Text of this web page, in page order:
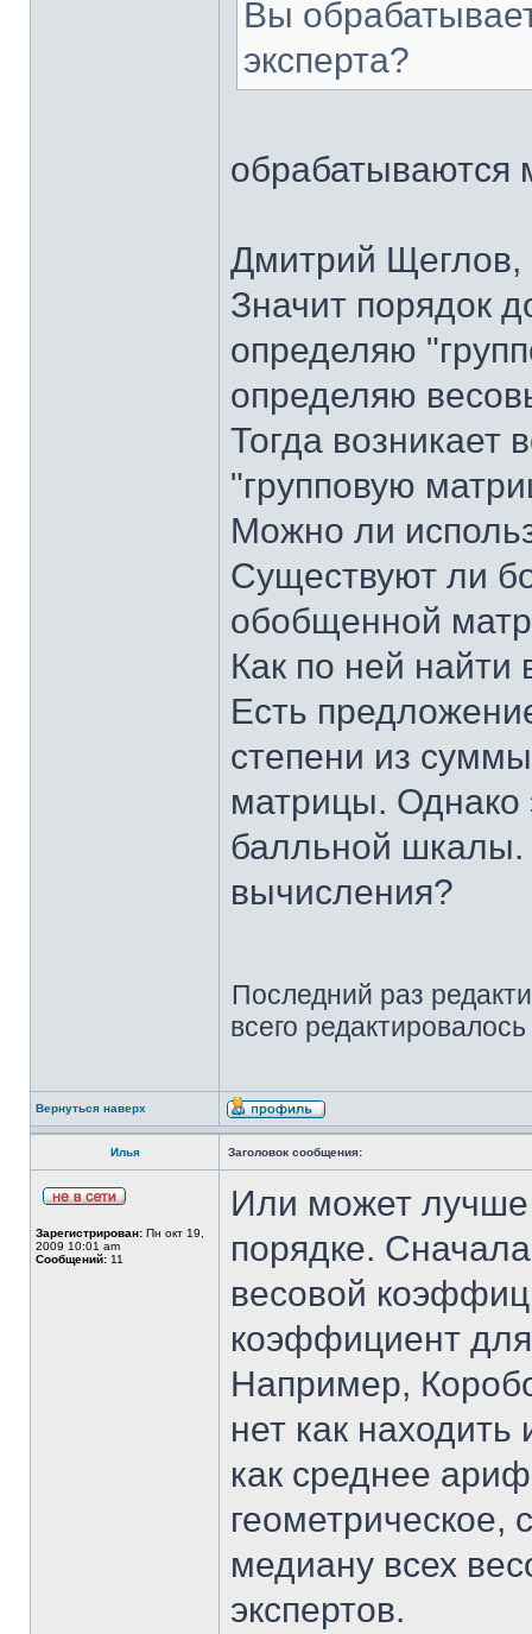
Вы
эксперта?
обрабатываются
Дмитрий Щеглов,
Значит порядок
определяю
определяю
Тогда возникает
"групповую
Можно ли
Существуют ли
обобщенной
Как по ней
Есть
степени из
матрицы. Однако
балльной шкалы.
вычисления?
Последний раз
всего
Вернуться наверх
Илья Заголовок сообщения:
Зарегистрирован: Пн окт 19,
2009 10:01 am
Сообщений: 11
Или может лучше
порядке.
весовой
коэффициент для
Например,
нет как
как среднее
геометрическое,
медиану всех
экспертов.